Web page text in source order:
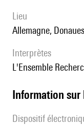
lieu
Allemagne,
interprètes
l'Ensemble
Information
Dispositif